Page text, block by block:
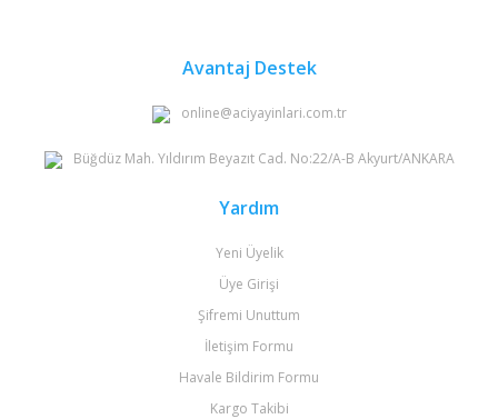
Avantaj Destek
online@aciyayinlari.com.tr
Büğdüz Mah. Yıldırım Beyazıt Cad. No:22/A-B Akyurt/ANKARA
Yardım
Yeni Üyelik
Üye Girişi
Şifremi Unuttum
İletişim Formu
Havale Bildirim Formu
Kargo Takibi